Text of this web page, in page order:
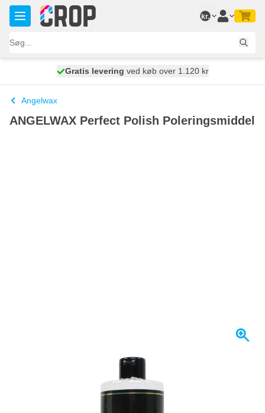
Skip to Content
kr.
vi sender i dag
Gratis levering ved køb over 1.120 kr
100 dage
Angelwax
ANGELWAX Perfect Polish Poleringsmiddel